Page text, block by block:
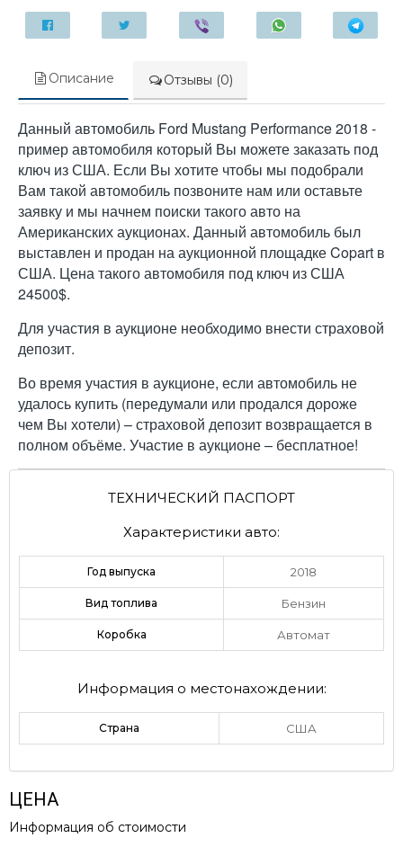
Описание Отзывы (0)
Данный автомобиль Ford Mustang Performance 2018 -
пример автомобиля который Вы можете заказать под
ключ из США. Если Вы хотите чтобы мы подобрали
Вам такой автомобиль позвоните нам или оставьте
заявку и мы начнем поиски такого авто на
Американских аукционах. Данный автомобиль был
выставлен и продан на аукционной площадке Copart в
США. Цена такого автомобиля под ключ из США
24500$.
Для участия в аукционе необходимо внести страховой
депозит.
Во время участия в аукционе, если автомобиль не
удалось купить (передумали или продался дороже
чем Вы хотели) – страховой депозит возвращается в
полном объёме. Участие в аукционе – бесплатное!
ТЕХНИЧЕСКИЙ ПАСПОРТ
Характеристики авто:
Год выпуска 2018
Вид топлива Бензин
Коробка Автомат
Информация о местонахождении:
Страна США
ЦЕНА
Информация об стоимости